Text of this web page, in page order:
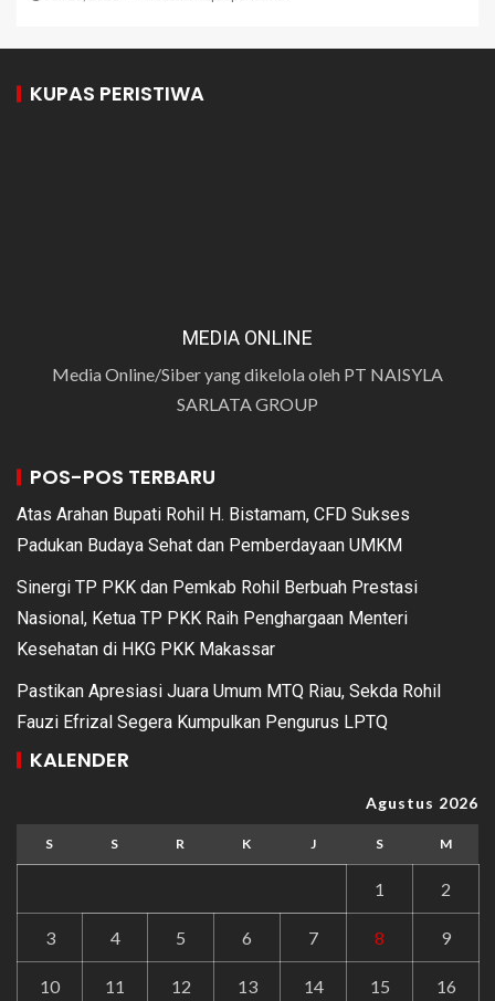
KUPAS PERISTIWA
MEDIA ONLINE
Media Online/Siber yang dikelola oleh PT NAISYLA
SARLATA GROUP
POS-POS TERBARU
Atas Arahan Bupati Rohil H. Bistamam, CFD Sukses
Padukan Budaya Sehat dan Pemberdayaan UMKM
Sinergi TP PKK dan Pemkab Rohil Berbuah Prestasi
Nasional, Ketua TP PKK Raih Penghargaan Menteri
Kesehatan di HKG PKK Makassar
Pastikan Apresiasi Juara Umum MTQ Riau, Sekda Rohil
Fauzi Efrizal Segera Kumpulkan Pengurus LPTQ
KALENDER
Agustus 2026
S S R K J S M
1 2
3 4 5 6 7 8 9
10 11 12 13 14 15 16